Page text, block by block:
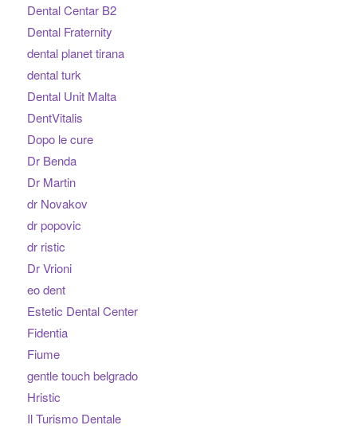
Dental Centar B2
Dental Fraternity
dental planet tirana
dental turk
Dental Unit Malta
DentVitalis
Dopo le cure
Dr Benda
Dr Martin
dr Novakov
dr popovic
dr ristic
Dr Vrioni
eo dent
Estetic Dental Center
Fidentia
Fiume
gentle touch belgrado
Hristic
Il Turismo Dentale